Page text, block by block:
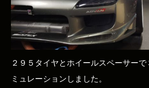
２９５タイヤとホイールスペーサー
ミュレーションしました。